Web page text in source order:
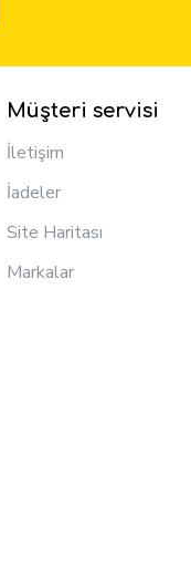
Müşteri servisi
İletişim
İadeler
Site Haritası
Markalar